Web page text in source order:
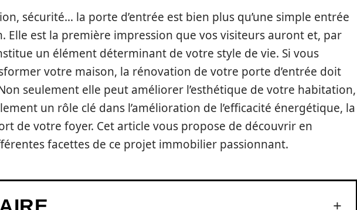
sécurité… la porte d’entrée est bien plus qu’une simple entrée
Elle est la première impression que vos visiteurs auront et, par
un élément déterminant de votre style de vie. Si vous
votre maison, la rénovation de votre porte d’entrée doit
seulement elle peut améliorer l’esthétique de votre habitation,
un rôle clé dans l’amélioration de l’efficacité énergétique, la
de votre foyer. Cet article vous propose de découvrir en
facettes de ce projet immobilier passionnant.